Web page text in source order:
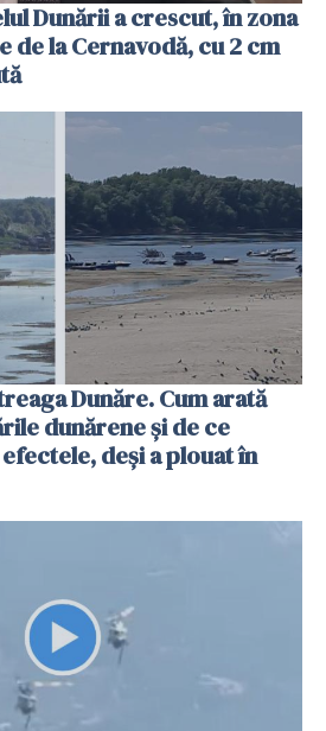
Dunării a crescut, în zona
de la Cernavodă, cu 2 cm
Dunăre. Cum arată
dunărene și de ce
deși a plouat în